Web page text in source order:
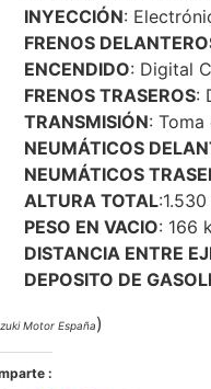
INYECCIÓN:
FRENOS
ENCENDIDO: Digital
FRENOS TRASEROS:
TRANSMISIÓN:
NEUMÁTICOS
NEUMÁTICOS
ALTURA TOTAL
PESO EN VACIO: 166
DISTANCIA ENTRE
DEPOSITO DE
Motor España)
: